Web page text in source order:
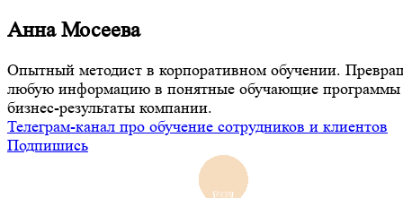
Анна Мосеева
Опытный методист в корпоративном обучении.
любую информацию в понятные обучающие
бизнес-результаты компании.
Телеграм-канал про обучение сотрудников и клиентов
Подпишись